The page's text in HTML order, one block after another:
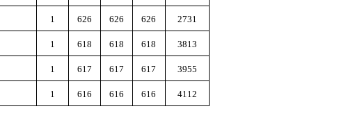
1 626 626 626 2731
1 618 618 618 3813
1 617 617 617 3955
1 616 616 616 4112